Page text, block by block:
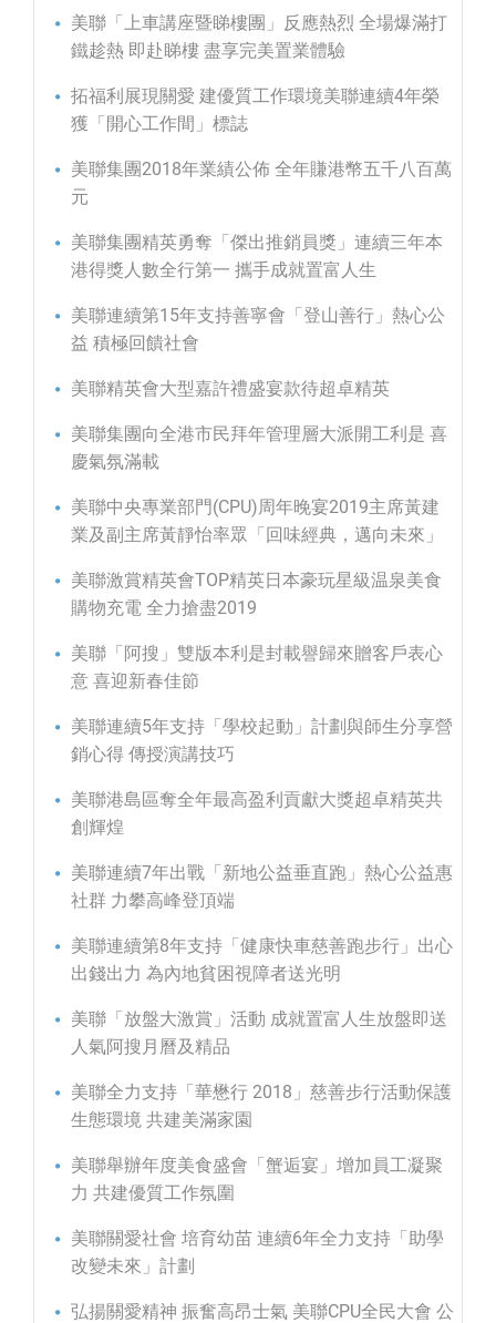
美聯「上車講座暨睇樓團」反應熱烈 全場爆滿打
鐵趁熱 即赴睇樓 盡享完美置業體驗
拓福利展現關愛 建優質工作環境美聯連續4年榮
獲「開心工作間」標誌
美聯集團2018年業績公佈 全年賺港幣五千八百萬
元
美聯集團精英勇奪「傑出推銷員獎」連續三年本
港得獎人數全行第一 攜手成就置富人生
美聯連續第15年支持善寧會「登山善行」熱心公
益 積極回饋社會
美聯精英會大型嘉許禮盛宴款待超卓精英
美聯集團向全港市民拜年管理層大派開工利是 喜
慶氣氛滿載
美聯中央專業部門(CPU)周年晚宴2019主席黃建
業及副主席黃靜怡率眾「回味經典，邁向未來」
美聯激賞精英會TOP精英日本豪玩星級温泉美食
購物充電 全力搶盡2019
美聯「阿搜」雙版本利是封載譽歸來贈客戶表心
意 喜迎新春佳節
美聯連續5年支持「學校起動」計劃與師生分享營
銷心得 傳授演講技巧
美聯港島區奪全年最高盈利貢獻大獎超卓精英共
創輝煌
美聯連續7年出戰「新地公益垂直跑」熱心公益惠
社群 力攀高峰登頂端
美聯連續第8年支持「健康快車慈善跑步行」出心
出錢出力 為內地貧困視障者送光明
美聯「放盤大激賞」活動 成就置富人生放盤即送
人氣阿搜月曆及精品
美聯全力支持「華懋行 2018」慈善步行活動保護
生態環境 共建美滿家園
美聯舉辦年度美食盛會「蟹逅宴」增加員工凝聚
力 共建優質工作氛圍
美聯關愛社會 培育幼苗 連續6年全力支持「助學
改變未來」計劃
弘揚關愛精神 振奮高昂士氣 美聯CPU全民大會 公